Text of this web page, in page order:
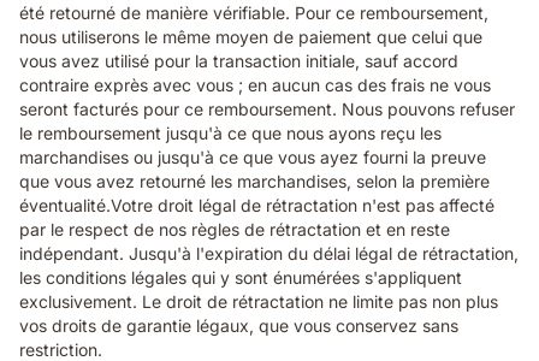
été retourné de manière vérifiable. Pour ce remboursement,
nous utiliserons le même moyen de paiement que celui que
vous avez utilisé pour la transaction initiale, sauf accord
contraire exprès avec vous ; en aucun cas des frais ne vous
seront facturés pour ce remboursement. Nous pouvons refuser
le remboursement jusqu'à ce que nous ayons reçu les
marchandises ou jusqu'à ce que vous ayez fourni la preuve
que vous avez retourné les marchandises, selon la première
éventualité.Votre droit légal de rétractation n'est pas affecté
par le respect de nos règles de rétractation et en reste
indépendant. Jusqu'à l'expiration du délai légal de rétractation,
les conditions légales qui y sont énumérées s'appliquent
exclusivement. Le droit de rétractation ne limite pas non plus
vos droits de garantie légaux, que vous conservez sans
restriction.